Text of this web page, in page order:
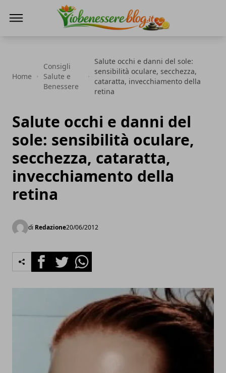
Home
Consigli
Salute e
Benessere
Salute occhi e danni del sole:
sensibilità oculare, secchezza,
cataratta, invecchiamento della
retina
Salute occhi e danni del
sole: sensibilità oculare,
secchezza, cataratta,
invecchiamento della
retina
di Redazione20/06/2012
FacebookTwitterWhatsapp